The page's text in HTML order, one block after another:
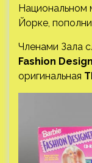
Национальном
Йорке,
Членами Зала
Fashion
оригинальная